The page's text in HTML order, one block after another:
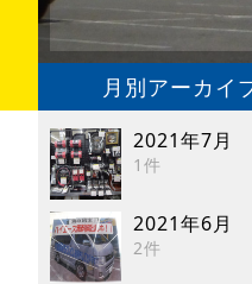
月別アーカイ
2021年7月
1件
2021年6月
2件